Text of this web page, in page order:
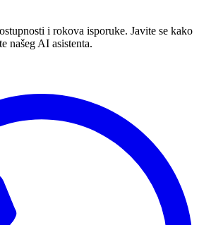
i rokova isporuke. Javite se kako
našeg AI asistenta.